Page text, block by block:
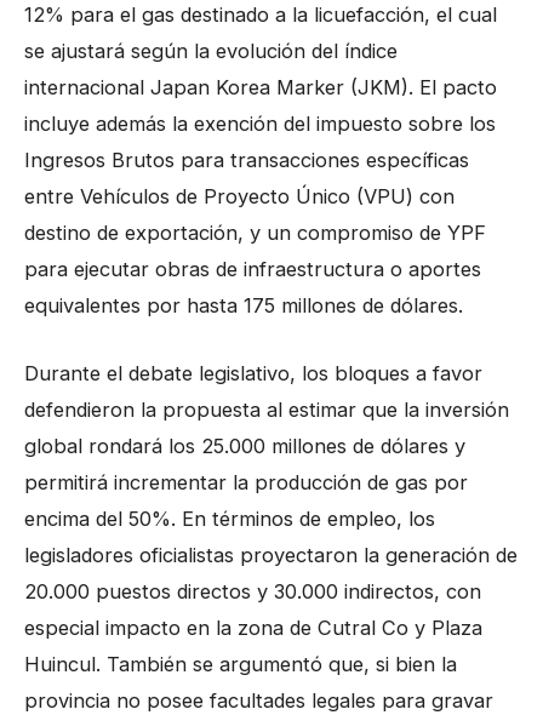
12% para el gas destinado a la licuefacción, el cual
se ajustará según la evolución del índice
internacional Japan Korea Marker (JKM). El pacto
incluye además la exención del impuesto sobre los
Ingresos Brutos para transacciones específicas
entre Vehículos de Proyecto Único (VPU) con
destino de exportación, y un compromiso de YPF
para ejecutar obras de infraestructura o aportes
equivalentes por hasta 175 millones de dólares.
Durante el debate legislativo, los bloques a favor
defendieron la propuesta al estimar que la inversión
global rondará los 25.000 millones de dólares y
permitirá incrementar la producción de gas por
encima del 50%. En términos de empleo, los
legisladores oficialistas proyectaron la generación de
20.000 puestos directos y 30.000 indirectos, con
especial impacto en la zona de Cutral Co y Plaza
Huincul. También se argumentó que, si bien la
provincia no posee facultades legales para gravar